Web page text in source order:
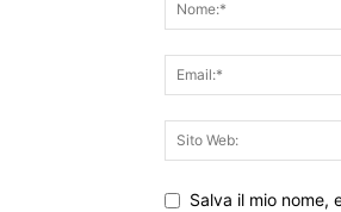
Salva il mio nome,